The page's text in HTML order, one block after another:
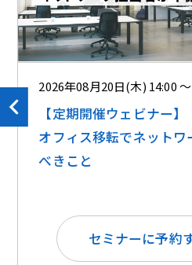
2026年08月20日(木) 14:00
【定期開催ウェビナー】
オフィス移転でネット
べきこと
セミナーに予約